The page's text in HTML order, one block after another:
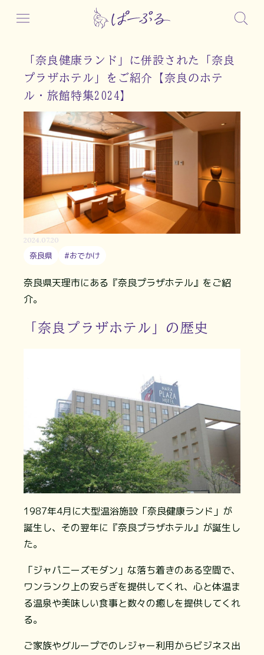
「奈良健康ランド」に併設された「奈良
プラザホテル」をご紹介【奈良のホテ
ル・旅館特集2024】
2024.07.20
奈良県 #おでかけ
奈良県天理市にある『奈良プラザホテル』をご紹
介。
「奈良プラザホテル」の歴史
1987年4月に大型温浴施設「奈良健康ランド」が
誕生し、その翌年に『奈良プラザホテル』が誕生し
た。
「ジャパニーズモダン」な落ち着きのある空間で、
ワンランク上の安らぎを提供してくれ、心と体温ま
る温泉や美味しい食事と数々の癒しを提供してくれ
る。
ご家族やグループでのレジャー利用からビジネス出